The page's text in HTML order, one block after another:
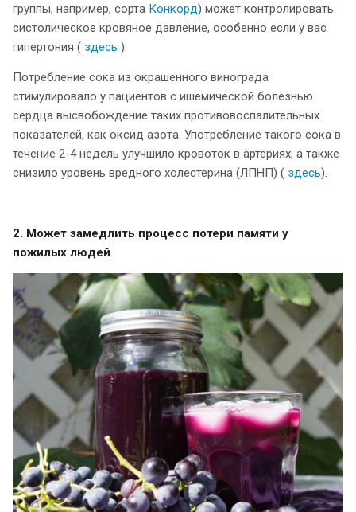
группы, например, сорта Конкорд) может контролировать
систолическое кровяное давление, особенно если у вас
гипертония ( здесь ).
Потребление сока из окрашенного винограда
стимулировало у пациентов с ишемической болезнью
сердца высвобождение таких противовоспалительных
показателей, как оксид азота. Употребление такого сока в
течение 2-4 недель улучшило кровоток в артериях, а также
снизило уровень вредного холестерина (ЛПНП) ( здесь).
2. Может замедлить процесс потери памяти у
пожилых людей